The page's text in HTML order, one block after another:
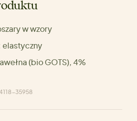
w wzory
elastyczny
(bio GOTS), 4%
35958